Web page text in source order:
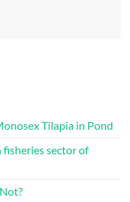
Tilapia in Pond
fisheries sector of